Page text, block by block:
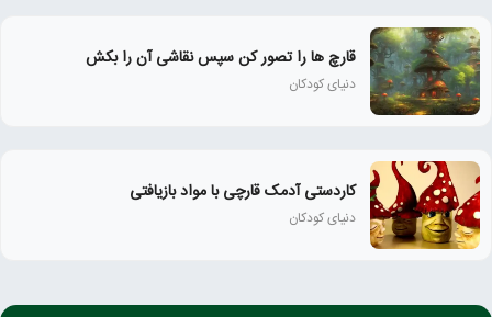
قارچ ها را تصور کن سپس نقاشی آن را بکش
دنیای کودکان
کاردستی آدمک قارچی با مواد بازیافتی
دنیای کودکان